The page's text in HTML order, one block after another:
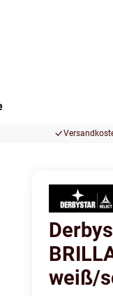
weiß/